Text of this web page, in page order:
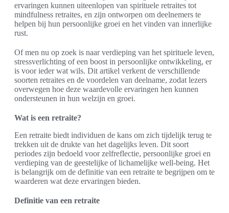
ervaringen kunnen uiteenlopen van spirituele retraites tot
mindfulness retraites, en zijn ontworpen om deelnemers te
helpen bij hun persoonlijke groei en het vinden van innerlijke
rust.
Of men nu op zoek is naar verdieping van het spirituele leven,
stressverlichting of een boost in persoonlijke ontwikkeling, er
is voor ieder wat wils. Dit artikel verkent de verschillende
soorten retraites en de voordelen van deelname, zodat lezers
overwegen hoe deze waardevolle ervaringen hen kunnen
ondersteunen in hun welzijn en groei.
Wat is een retraite?
Een retraite biedt individuen de kans om zich tijdelijk terug te
trekken uit de drukte van het dagelijks leven. Dit soort
periodes zijn bedoeld voor zelfreflectie, persoonlijke groei en
verdieping van de geestelijke of lichamelijke well-being. Het
is belangrijk om de definitie van een retraite te begrijpen om te
waarderen wat deze ervaringen bieden.
Definitie van een retraite